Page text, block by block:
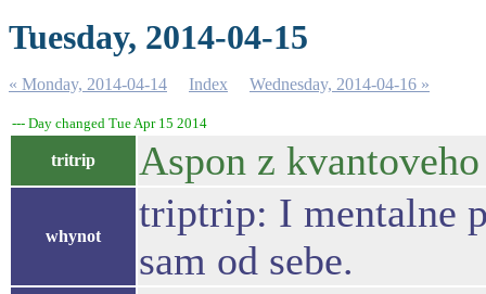
Tuesday, 2014-04-15
« Monday, 2014-04-14 Index Wednesday, 2014-04-16 »
--- Day changed Tue Apr 15 2014
tritrip Aspon z
whynot
triptrip: I mentalne
sam od sebe.